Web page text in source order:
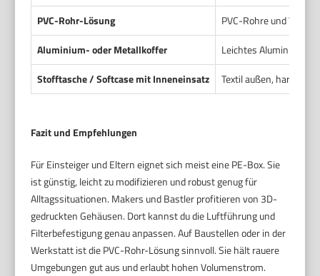
PVC-Rohr-Lösung
PVC-Rohre und
Aluminium- oder Metallkoffer
Leichtes Aluminium,
Stofftasche / Softcase mit Inneneinsatz
Textil außen, harter
Fazit und Empfehlungen
Für Einsteiger und Eltern eignet sich meist eine PE-Box. Sie
ist günstig, leicht zu modifizieren und robust genug für
Alltagssituationen. Makers und Bastler profitieren von 3D-
gedruckten Gehäusen. Dort kannst du die Luftführung und
Filterbefestigung genau anpassen. Auf Baustellen oder in der
Werkstatt ist die PVC-Rohr-Lösung sinnvoll. Sie hält rauere
Umgebungen gut aus und erlaubt hohen Volumenstrom.